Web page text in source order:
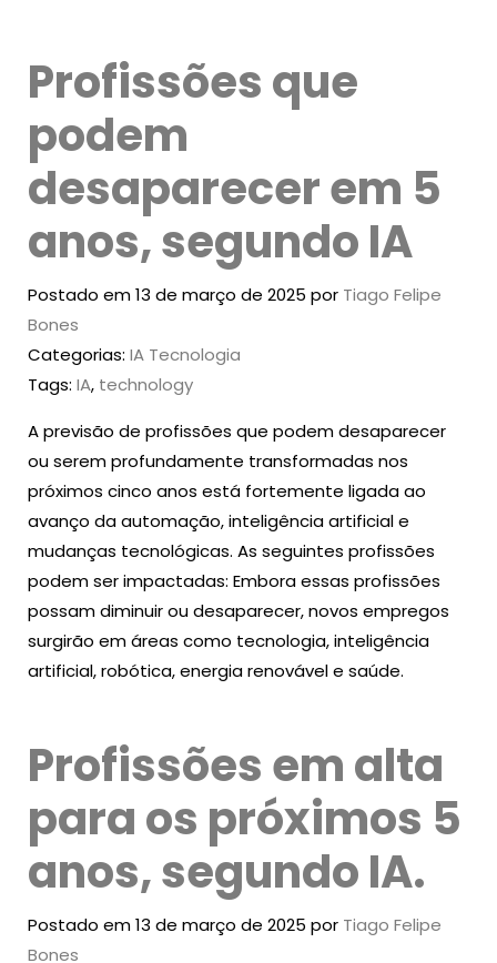
Profissões que
podem
desaparecer em 5
anos, segundo IA
Postado em 13 de março de 2025 por Tiago Felipe
Bones
Categorias: IA Tecnologia
Tags: IA, technology
A previsão de profissões que podem desaparecer
ou serem profundamente transformadas nos
próximos cinco anos está fortemente ligada ao
avanço da automação, inteligência artificial e
mudanças tecnológicas. As seguintes profissões
podem ser impactadas: Embora essas profissões
possam diminuir ou desaparecer, novos empregos
surgirão em áreas como tecnologia, inteligência
artificial, robótica, energia renovável e saúde.
Profissões em alta
para os próximos 5
anos, segundo IA.
Postado em 13 de março de 2025 por Tiago Felipe
Bones